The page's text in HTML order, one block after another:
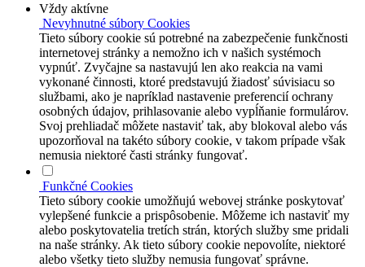
Vždy aktívne
Nevyhnutné súbory Cookies
Tieto súbory cookie sú potrebné na zabezpečenie funkčnosti
internetovej stránky a nemožno ich v našich systémoch
vypnúť. Zvyčajne sa nastavujú len ako reakcia na vami
vykonané činnosti, ktoré predstavujú žiadosť súvisiacu so
službami, ako je napríklad nastavenie preferencií ochrany
osobných údajov, prihlasovanie alebo vypĺňanie formulárov.
Svoj prehliadač môžete nastaviť tak, aby blokoval alebo vás
upozorňoval na takéto súbory cookie, v takom prípade však
nemusia niektoré časti stránky fungovať.
Funkčné Cookies
Tieto súbory cookie umožňujú webovej stránke poskytovať
vylepšené funkcie a prispôsobenie. Môžeme ich nastaviť my
alebo poskytovatelia tretích strán, ktorých služby sme pridali
na naše stránky. Ak tieto súbory cookie nepovolíte, niektoré
alebo všetky tieto služby nemusia fungovať správne.